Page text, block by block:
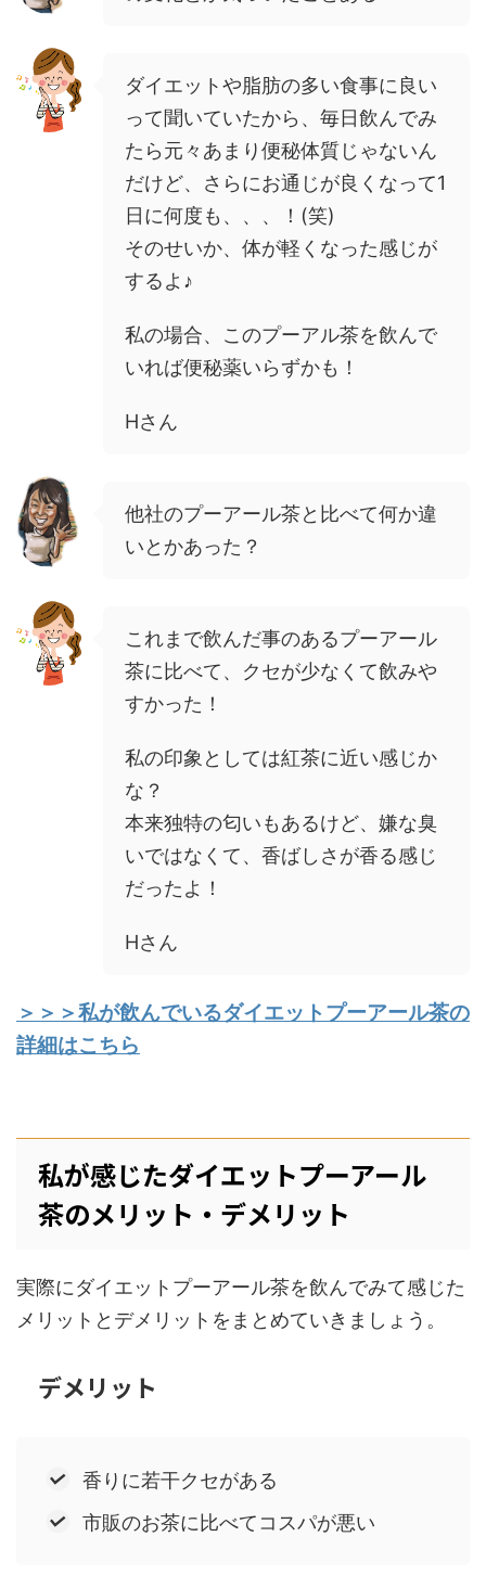
ダイエットや脂肪の多い食事に良い
って聞いていたから、毎日飲んでみ
たら元々あまり便秘体質じゃないん
だけど、さらにお通じが良くなって1
日に何度も、、、！(笑)
そのせいか、体が軽くなった感じが
するよ♪
私の場合、このプーアル茶を飲んで
いれば便秘薬いらずかも！
Hさん
他社のプーアール茶と比べて何か違
いとかあった？
これまで飲んだ事のあるプーアール
茶に比べて、クセが少なくて飲みや
すかった！
私の印象としては紅茶に近い感じか
な？
本来独特の匂いもあるけど、嫌な臭
いではなくて、香ばしさが香る感じ
だったよ！
Hさん
＞＞＞私が飲んでいるダイエットプーアール茶の
詳細はこちら
私が感じたダイエットプーアール
茶のメリット・デメリット
実際にダイエットプーアール茶を飲んでみて感じた
メリットとデメリットをまとめていきましょう。
デメリット
香りに若干クセがある
市販のお茶に比べてコスパが悪い